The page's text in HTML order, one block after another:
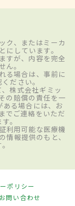
ク、またはミーカ
にしています。
すが、内容を完全
ん。
る場合は、事前に
ださい。
株式会社ギミッ
の賠償の責任を一
る場合には、お
でご連絡をいただ
。
利用可能な医療機
報提供のもと、
ポリシー
お問い合わせ